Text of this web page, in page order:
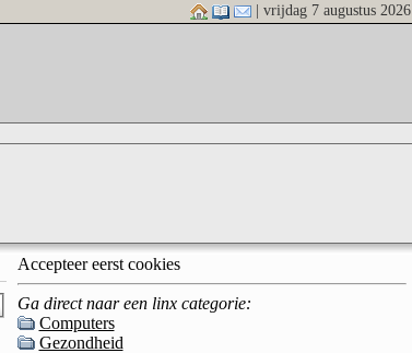
| vrijdag 7 augustus 2026
Accepteer eerst cookies
Ga direct naar een linx categorie:
Computers
Gezondheid